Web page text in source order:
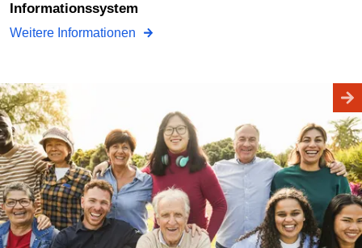
Informationssystem
Weitere Informationen